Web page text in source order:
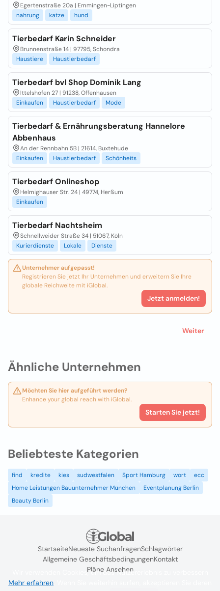
Ähnliche Unternehmen
Möchten Sie hier aufgeführt werden?
Enhance your global reach with iGlobal.
Starten Sie jetzt!
Egertenstraße 20a | Emmingen-Liptingen
nahrung
katze hund
Tierbedarf Karin Schneider
Brunnenstraße 14 | 97795, Schondra
Haustiere
Haustierbedarf
Tierbedarf bvl Shop Dominik Lang
Ittelshofen 27 | 91238, Offenhausen
Einkaufen
Haustierbedarf Mode
Tierbedarf & Ernährungsberatung Hannelore
Abbenhaus
An der Rennbahn 5B | 21614, Buxtehude
Einkaufen
Haustierbedarf Schönheits
Tierbedarf Onlineshop
Helmighauser Str. 24 | 49774, Herßum
Einkaufen
Tierbedarf Nachtsheim
Schnellweider Straße 34 | 51067, Köln
Kurierdienste
Lokale Dienste
Unternehmer aufgepasst!
Registrieren Sie jetzt Ihr Unternehmen und erweitern Sie Ihre
globale Reichweite mit iGlobal.
Jetzt anmelden!
Weiter
Beliebteste Kategorien
find kredite kies sudwestfalen Sport Hamburg wort
ecc
Home Leistungen Bauunternehmer München
Eventplanung Berlin
Beauty Berlin
StartseiteNeueste SuchanfragenSchlagwörter
Allgemeine GeschäftsbedingungenKontakt
Pläne Ansehen
Wir verwenden Cookies, um das Nutzererlebnis zu verbessern
Mehr erfahren